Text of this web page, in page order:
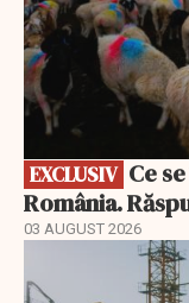
EXCLUSIV
România.
03 AUGUST 2026